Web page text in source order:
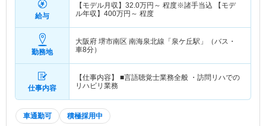
給与
【モデル月収】 32.0万円～ 程度※諸手当込 【モデ
ル年収】 400万円～ 程度
勤務地
大阪府 堺市南区 南海泉北線「泉ケ丘駅」（バス・
車8分）
仕事内容
【仕事内容】 ■言語聴覚士業務全般 ・訪問リハでの
リハビリ業務
車通勤可 積極採用中